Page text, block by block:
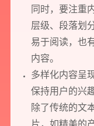
预约我们的
同时，要注重
层级、段落划
易于阅读，也
内容。
多样化内容呈
保持用户的兴
除了传统的文
片，如精美的